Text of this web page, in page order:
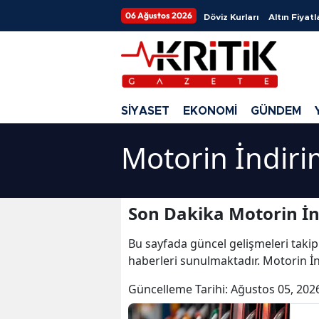
06 Ağustos 2026 Döviz Kurları Altın
SİYASET EKONOMİ GÜNDEM
Motorin
Son Dakika Motorin
Bu sayfada güncel gelişmeleri
haberleri sunulmaktadır. Motorin
Güncelleme Tarihi: Ağustos 05,